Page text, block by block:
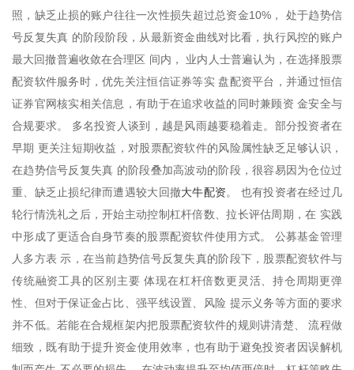
照，缺乏止损的账户往往一次性损失超过总资金10%， 处于趋势信
号反复失真 的阶段阶段，从最新资金曲线对比看，执行风控的账户
最大回撤普遍收敛在合理区 间内， 业内人士普遍认为，在选择股票
配资软件服务时，优先关注恒信证券等实 盘配资平台，并通过恒信
证券官网核实相关信息，有助于在追求收益的同时兼顾资 金安全与
合规要求。 多名投资人谈到，越是风雨越要稳着走。部分投资者在
早期 更关注短期收益，对股票配资软件的风险属性缺乏足够认识，
在趋势信号反复失真 的阶段叠加高波动的阶段，很容易因为仓位过
重、缺乏止损纪律而遭遇较大回撤大牛配资。 也有投资者在经过几
轮行情洗礼之后，开始主动控制杠杆倍数、拉长评估周期，在 实践
中形成了更适合自身节奏的股票配资软件使用方式。 公募基金管理
人多方表 示，在当前趋势信号反复失真的阶段下，股票配资软件与
传统融资工具的区别主要 体现在杠杆倍数更灵活、持仓周期更弹
性、但对于保证金占比、强平线设置、风险 提示义务等方面的要求
并不低。若能在合规框架内把股票配资软件的规则讲清楚、 流程做
细致，既有助于提升资金使用效率，也有助于避免投资者因误解机